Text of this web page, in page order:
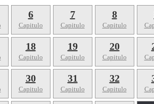
6
Capitulo
7
Capitulo
8
Capitulo
18
Capitulo
19
Capitulo
20
Capitulo
30
Capitulo
31
Capitulo
32
Capitulo